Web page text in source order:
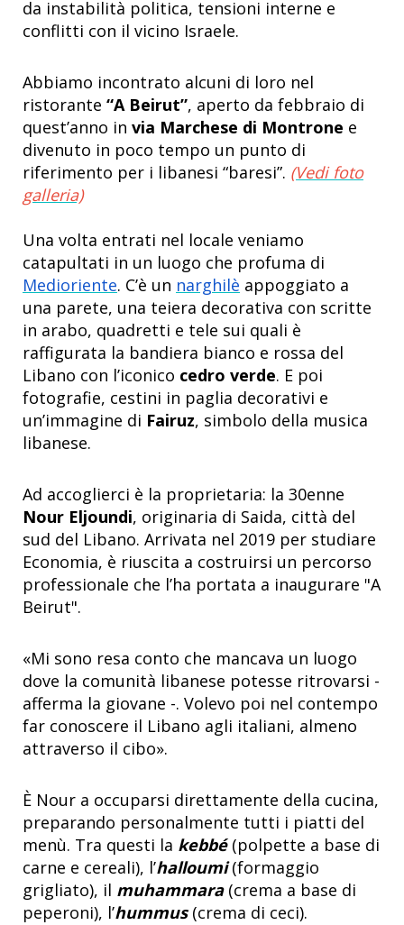
da instabilità politica, tensioni interne e
conflitti con il vicino Israele.
Abbiamo incontrato alcuni di loro nel
ristorante “A Beirut”, aperto da febbraio di
quest’anno in via Marchese di Montrone e
divenuto in poco tempo un punto di
riferimento per i libanesi “baresi”. (Vedi foto
galleria)
Una volta entrati nel locale veniamo
catapultati in un luogo che profuma di
Medioriente. C’è un narghilè appoggiato a
una parete, una teiera decorativa con scritte
in arabo, quadretti e tele sui quali è
raffigurata la bandiera bianco e rossa del
Libano con l’iconico cedro verde. E poi
fotografie, cestini in paglia decorativi e
un’immagine di Fairuz, simbolo della musica
libanese.
Ad accoglierci è la proprietaria: la 30enne
Nour Eljoundi, originaria di Saida, città del
sud del Libano. Arrivata nel 2019 per studiare
Economia, è riuscita a costruirsi un percorso
professionale che l’ha portata a inaugurare "A
Beirut".
«Mi sono resa conto che mancava un luogo
dove la comunità libanese potesse ritrovarsi -
afferma la giovane -. Volevo poi nel contempo
far conoscere il Libano agli italiani, almeno
attraverso il cibo».
È Nour a occuparsi direttamente della cucina,
preparando personalmente tutti i piatti del
menù. Tra questi la kebbé(polpette a base di
carne e cereali), l’halloumi (formaggio
grigliato), il muhammara (crema a base di
peperoni), l’hummus(crema di ceci).